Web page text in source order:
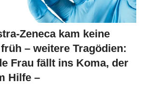
Zeneca kam keine
– weitere Tragödien:
Frau fällt ins Koma, der
Hilfe –